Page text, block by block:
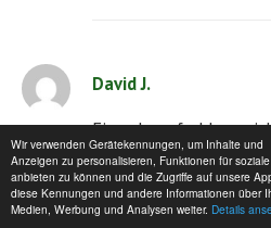
Wir verwenden Gerätekennungen, um Inhalte und
Anzeigen zu personalisieren, Funktionen für
anbieten zu können und die Zugriffe auf unsere
diese Kennungen und andere Informationen über
Medien, Werbung und Analysen weiter. Details
David J.
Ein sehr
Gründe, warum man
Vorteile für die